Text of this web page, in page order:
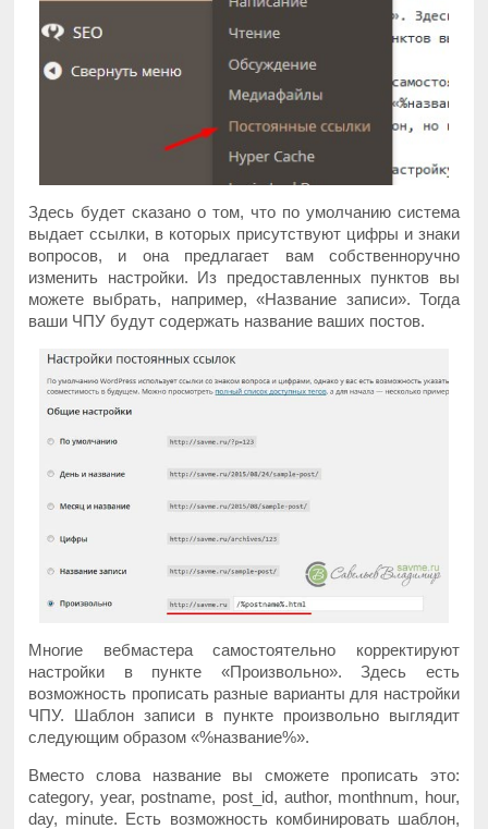
Здесь будет сказано о том, что по умолчанию система
выдает ссылки, в которых присутствуют цифры и знаки
вопросов, и она предлагает вам собственноручно
изменить настройки. Из предоставленных пунктов вы
можете выбрать, например, «Название записи». Тогда
ваши ЧПУ будут содержать название ваших постов.
Многие вебмастера самостоятельно корректируют
настройки в пункте «Произвольно». Здесь есть
возможность прописать разные варианты для настройки
ЧПУ. Шаблон записи в пункте произвольно выглядит
следующим образом «%название%».
Вместо слова название вы сможете прописать это:
category, year, postname, post_id, author, monthnum, hour,
day, minute. Есть возможность комбинировать шаблон,